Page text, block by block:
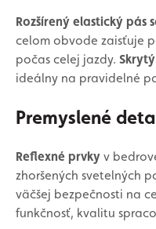
Rozšírený elastický pás
celom obvode zaisťuje
počas celej jazdy.
ideálny na pravidelné
Premyslené
Reflexné prvky v
zhoršených svetelných
väčšej bezpečnosti na
funkčnosť, kvalitu